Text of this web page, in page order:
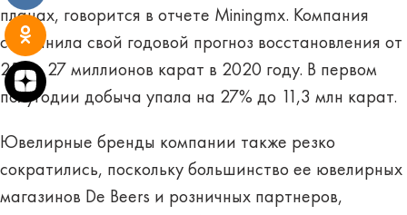
планах, говорится в отчете Miningmx. Компания
сохранила свой годовой прогноз восстановления от
25 до 27 миллионов карат в 2020 году. В первом
полугодии добыча упала на 27% до 11,3 млн карат.
Ювелирные бренды компании также резко
сократились, поскольку большинство ее ювелирных
магазинов De Beers и розничных партнеров,